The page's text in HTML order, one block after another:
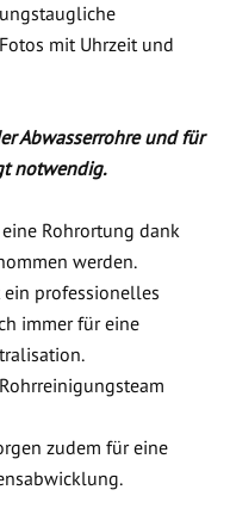
mit Uhrzeit und
Abwasserrohre und für
notwendig.
Rohrortung dank
werden.
professionelles
immer für eine
zudem für eine